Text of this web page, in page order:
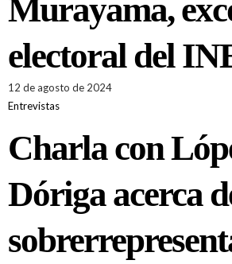
Murayama,
electoral del
12 de agosto de 2024
Entrevistas
Charla con
Dóriga acerca